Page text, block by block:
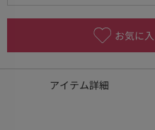
お気に
アイテム詳細